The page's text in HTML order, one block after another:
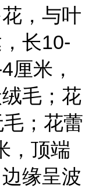
，与叶
长10-
厘米，
毛；花
；花蕾
，顶端
缘呈波